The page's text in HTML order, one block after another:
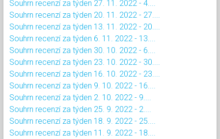
Souhrn recenzí za týden 27. 11. 2022 - 4....
Souhrn recenzí za týden 20. 11. 2022 - 27....
Souhrn recenzí za týden 13. 11. 2022 - 20....
Souhrn recenzí za týden 6. 11. 2022 - 13....
Souhrn recenzí za týden 30. 10. 2022 - 6....
Souhrn recenzí za týden 23. 10. 2022 - 30....
Souhrn recenzí za týden 16. 10. 2022 - 23....
Souhrn recenzí za týden 9. 10. 2022 - 16....
Souhrn recenzí za týden 2. 10. 2022 - 9....
Souhrn recenzí za týden 25. 9. 2022 - 2....
Souhrn recenzí za týden 18. 9. 2022 - 25....
Souhrn recenzí za týden 11. 9. 2022 - 18....